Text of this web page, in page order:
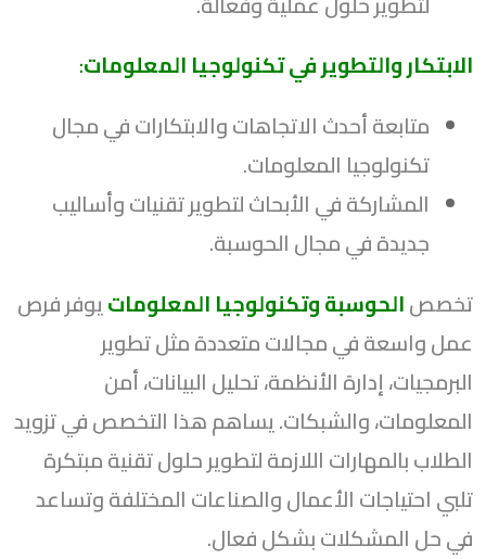
الابتكار والتطوير في تكنولوجيا المعلومات:
متابعة أحدث الاتجاهات والابتكارات في مجال
تكنولوجيا المعلومات.
المشاركة في الأبحاث لتطوير تقنيات وأساليب
جديدة في مجال الحوسبة.
تخصصالحوسبة وتكنولوجيا المعلوماتيوفر فرص
عمل واسعة في مجالات متعددة مثل تطوير
البرمجيات، إدارة الأنظمة، تحليل البيانات، أمن
المعلومات، والشبكات. يساهم هذا التخصص في تزويد
الطلاب بالمهارات اللازمة لتطوير حلول تقنية مبتكرة
تلبي احتياجات الأعمال والصناعات المختلفة وتساعد
في حل المشكلات بشكل فعال.